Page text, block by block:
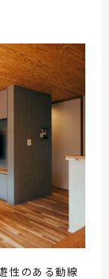
性のある動線